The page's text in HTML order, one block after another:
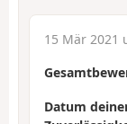
15 Mär 2021
Datum